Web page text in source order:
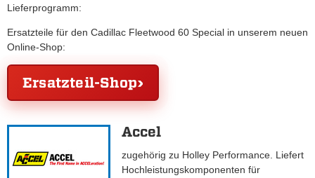
Lieferprogramm:
Ersatzteile für den Cadillac Fleetwood 60 Special in unserem neuen
Online-Shop:
Ersatzteil-Shop
Accel
zugehörig zu Holley Performance. Liefert
Hochleistungskomponenten für